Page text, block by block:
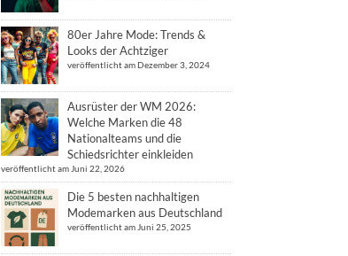
80er Jahre Mode: Trends &
Looks der Achtziger
veröffentlicht am Dezember 3, 2024
Ausrüster der WM 2026:
Welche Marken die 48
Nationalteams und die
Schiedsrichter einkleiden
veröffentlicht am Juni 22, 2026
Die 5 besten nachhaltigen
Modemarken aus Deutschland
veröffentlicht am Juni 25, 2025